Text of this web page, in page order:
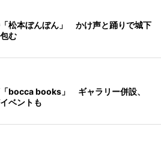
松本ぼんぼん」 かけ声と踊りで城下
む
bocca books」 ギャラリー併設、
ベントも